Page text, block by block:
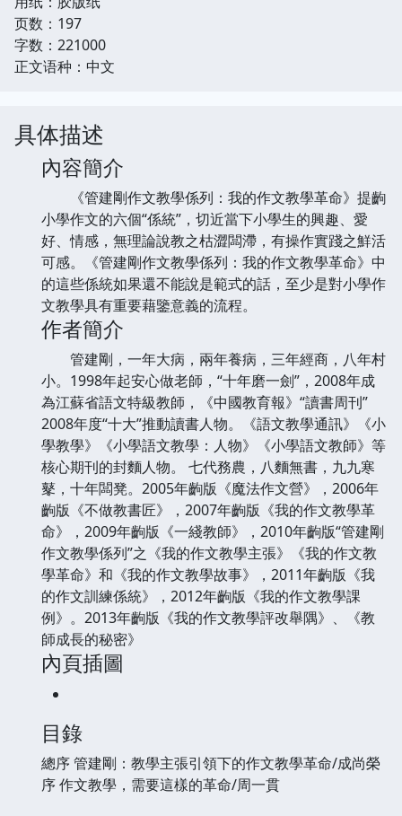
页数：197
字数：221000
正文语种：中文
具体描述
內容簡介
《管建剛作文教學係列：我的作文教學革命》提齣
小學作文的六個“係統”，切近當下小學生的興趣、愛
好、情感，無理論說教之枯澀闆滯，有操作實踐之鮮活
可感。《管建剛作文教學係列：我的作文教學革命》中
的這些係統如果還不能說是範式的話，至少是對小學作
文教學具有重要藉鑒意義的流程。
作者簡介
管建剛，一年大病，兩年養病，三年經商，八年村
小。1998年起安心做老師，“十年磨一劍”，2008年成
為江蘇省語文特級教師，《中國教育報》“讀書周刊”
2008年度“十大”推動讀書人物。《語文教學通訊》《小
學教學》《小學語文教學：人物》《小學語文教師》等
核心期刊的封麵人物。 七代務農，八麵無書，九九寒
鼕，十年闆凳。2005年齣版《魔法作文營》，2006年
齣版《不做教書匠》，2007年齣版《我的作文教學革
命》，2009年齣版《一綫教師》，2010年齣版“管建剛
作文教學係列”之《我的作文教學主張》《我的作文教
學革命》和《我的作文教學故事》，2011年齣版《我
的作文訓練係統》，2012年齣版《我的作文教學課
例》。2013年齣版《我的作文教學評改舉隅》、《教
師成長的秘密》
內頁插圖
目錄
總序 管建剛：教學主張引領下的作文教學革命/成尚榮
序 作文教學，需要這樣的革命/周一貫